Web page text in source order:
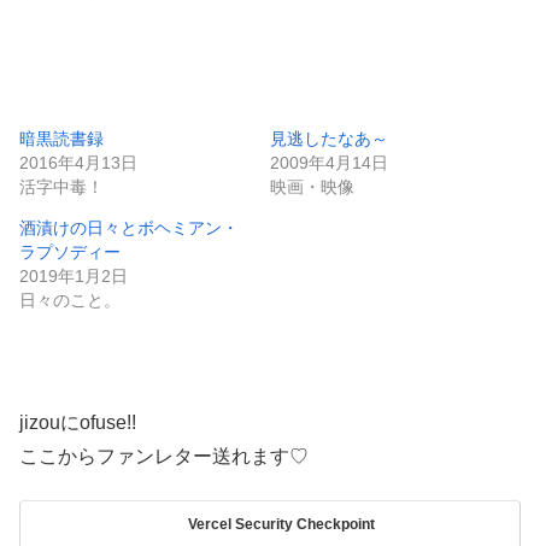
暗黒読書録
2016年4月13日
活字中毒！
見逃したなあ～
2009年4月14日
映画・映像
酒漬けの日々とボヘミアン・
ラプソディー
2019年1月2日
日々のこと。
jizouにofuse!!
ここからファンレター送れます♡
Vercel Security Checkpoint